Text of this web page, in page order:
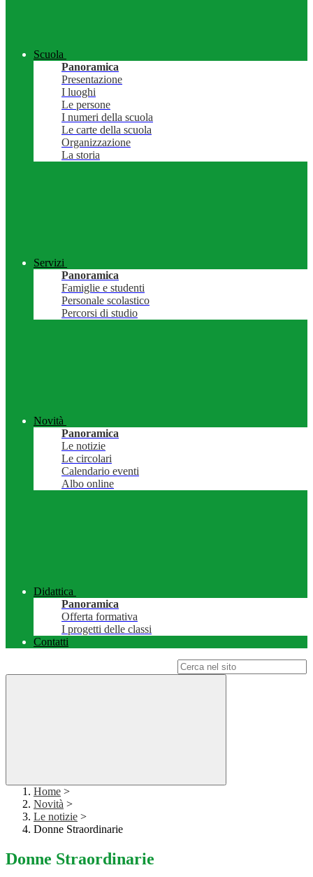
Scuola
Panoramica
Presentazione
I luoghi
Le persone
I numeri della scuola
Le carte della scuola
Organizzazione
La storia
Servizi
Panoramica
Famiglie e studenti
Personale scolastico
Percorsi di studio
Novità
Panoramica
Le notizie
Le circolari
Calendario eventi
Albo online
Didattica
Panoramica
Offerta formativa
I progetti delle classi
Contatti
Home >
Novità >
Le notizie >
Donne Straordinarie
Donne Straordinarie